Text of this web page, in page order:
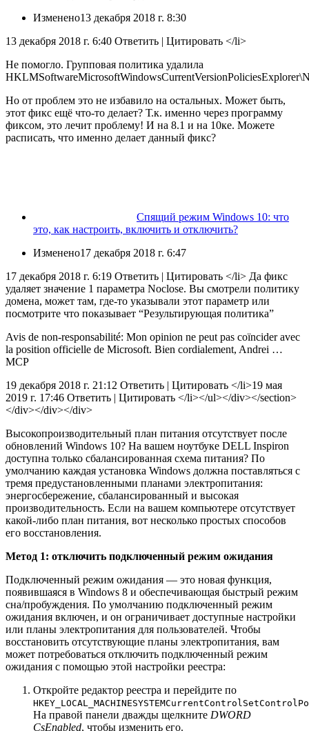
Изменено13 декабря 2018 г. 8:30
13 декабря 2018 г. 6:40 Ответить | Цитировать </li>
Не помогло. Групповая политика удалила
Но от проблем это не избавило на остальных. Может быть,
этот фикс ещё что-то делает? Т.к. именно через программу
фиксом, это лечит проблему! И на 8.1 и на 10ке. Можете
расписать, что именно делает данный фикс?
Спящий режим Windows 10: что
это, как настроить, включить и отключить?
Изменено17 декабря 2018 г. 6:47
17 декабря 2018 г. 6:19 Ответить | Цитировать </li> Да фикс
удаляет значение 1 параметра Noclose. Вы смотрели политику
домена, может там, где-то указывали этот параметр или
посмотрите что показывает “Результирующая политика”
Avis de non-responsabilité: Mon opinion ne peut pas coïncider avec
la position officielle de Microsoft. Bien cordialement, Andrei …
MCP
19 декабря 2018 г. 21:12 Ответить | Цитировать </li>19 мая
2019 г. 17:46 Ответить | Цитировать </li></ul></div></section>
</div></div></div>
Высокопроизводительный план питания отсутствует после
обновлений Windows 10? На вашем ноутбуке DELL Inspiron
доступна только сбалансированная схема питания? По
умолчанию каждая установка Windows должна поставляться с
тремя предустановленными планами электропитания:
энергосбережение, сбалансированный и высокая
производительность. Если на вашем компьютере отсутствует
какой-либо план питания, вот несколько простых способов
его восстановления.
Метод 1: отключить подключенный режим ожидания
Подключенный режим ожидания — это новая функция,
появившаяся в Windows 8 и обеспечивающая быстрый режим
сна/пробуждения. По умолчанию подключенный режим
ожидания включен, и он ограничивает доступные настройки
или планы электропитания для пользователей. Чтобы
восстановить отсутствующие планы электропитания, вам
может потребоваться отключить подключенный режим
ожидания с помощью этой настройки реестра:
Откройте редактор реестра и перейдите по
На правой панели дважды щелкните DWORD
CsEnabled, чтобы изменить его.